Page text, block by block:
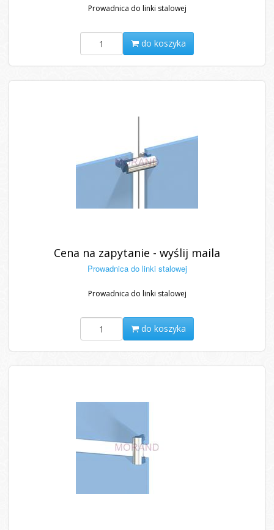
Prowadnica do linki stalowej
do koszyka
Cena na zapytanie - wyślij maila
Prowadnica do linki stalowej
Prowadnica do linki stalowej
do koszyka